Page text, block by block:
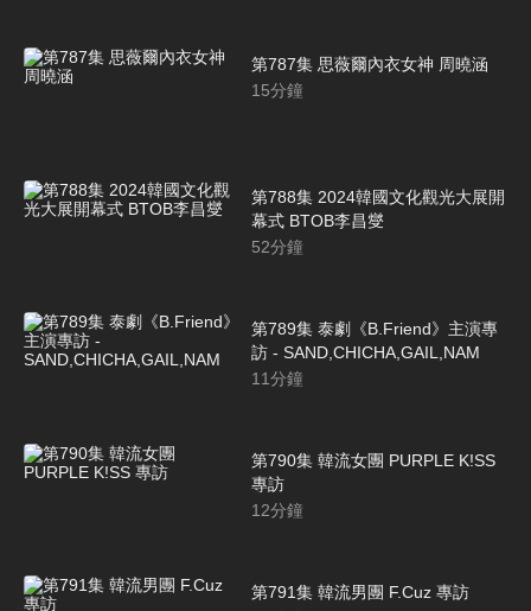
第787集 思薇爾內衣女神 周曉涵
15分鐘
第788集 2024韓國文化觀光大展開
幕式 BTOB李昌燮
52分鐘
第789集 泰劇《B.Friend》主演專
訪 - SAND,CHICHA,GAIL,NAM
11分鐘
第790集 韓流女團 PURPLE K!SS
專訪
12分鐘
第791集 韓流男團 F.Cuz 專訪